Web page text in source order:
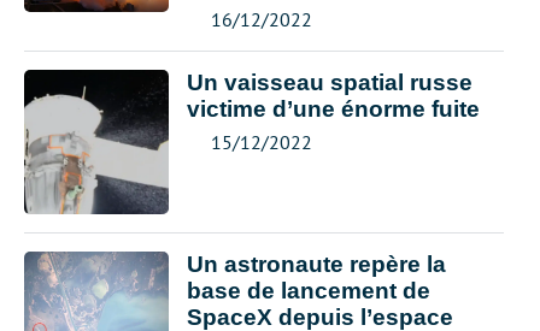
16/12/2022
Un vaisseau spatial russe
victime d’une énorme fuite
15/12/2022
Un astronaute repère la
base de lancement de
SpaceX depuis l’espace